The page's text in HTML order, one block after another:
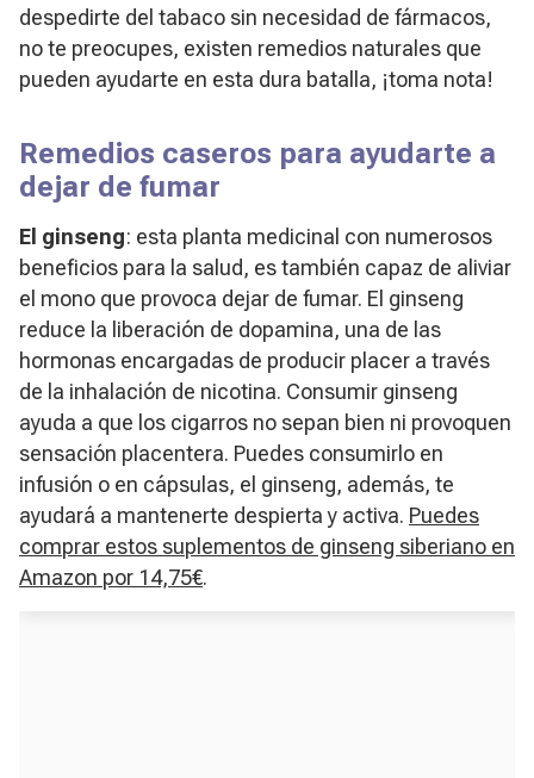
despedirte del tabaco sin necesidad de fármacos,
no te preocupes, existen remedios naturales que
pueden ayudarte en esta dura batalla, ¡toma nota!
Remedios caseros para ayudarte a
dejar de fumar
El ginseng: esta planta medicinal con numerosos
beneficios para la salud, es también capaz de aliviar
el mono que provoca dejar de fumar. El ginseng
reduce la liberación de dopamina, una de las
hormonas encargadas de producir placer a través
de la inhalación de nicotina. Consumir ginseng
ayuda a que los cigarros no sepan bien ni provoquen
sensación placentera. Puedes consumirlo en
infusión o en cápsulas, el ginseng, además, te
ayudará a mantenerte despierta y activa. Puedes
comprar estos suplementos de ginseng siberiano en
Amazon por 14,75€.